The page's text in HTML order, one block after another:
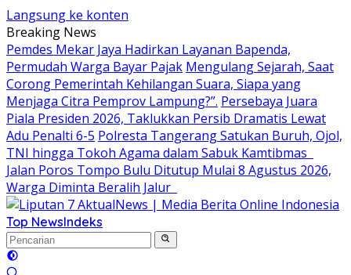
Langsung ke konten
Breaking News
Pemdes Mekar Jaya Hadirkan Layanan Bapenda,
Permudah Warga Bayar Pajak Mengulang Sejarah, Saat
Corong Pemerintah Kehilangan Suara, Siapa yang
Menjaga Citra Pemprov Lampung?”. Persebaya Juara
Piala Presiden 2026, Taklukkan Persib Dramatis Lewat
Adu Penalti 6-5 Polresta Tangerang Satukan Buruh, Ojol,
TNI hingga Tokoh Agama dalam Sabuk Kamtibmas
Jalan Poros Tompo Bulu Ditutup Mulai 8 Agustus 2026,
Warga Diminta Beralih Jalur
Top NewsIndeks